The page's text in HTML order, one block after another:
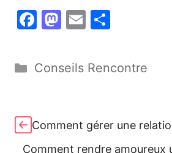
F
c
e
o
o
M
st
o
o
n
E
ai
l
g
Catégories
Conseils Rencontre
Comment gérer une
Comment rendre amoureux